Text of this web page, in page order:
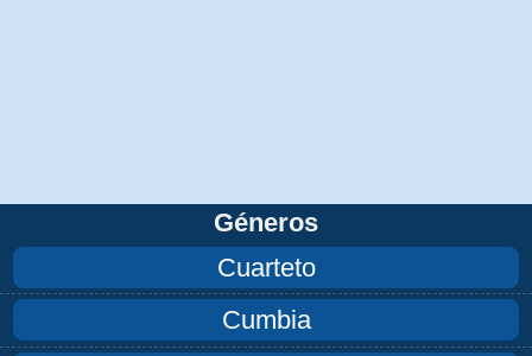
Géneros
Cuarteto
Cumbia